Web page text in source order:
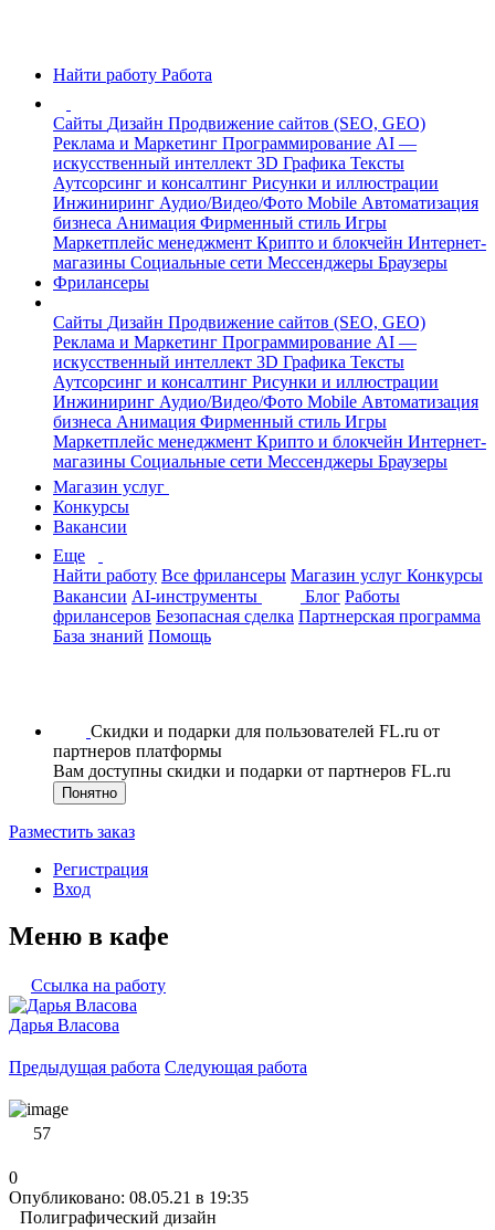
Найти работу Работа
Сайты Дизайн Продвижение сайтов (SEO, GEO)
Реклама и Маркетинг Программирование AI —
искусственный интеллект 3D Графика Тексты
Аутсорсинг и консалтинг Рисунки и иллюстрации
Инжиниринг Аудио/Видео/Фото Mobile Автоматизация
бизнеса Анимация Фирменный стиль Игры
Маркетплейс менеджмент Крипто и блокчейн Интернет-
магазины Социальные сети Мессенджеры Браузеры
Фрилансеры
Сайты Дизайн Продвижение сайтов (SEO, GEO)
Реклама и Маркетинг Программирование AI —
искусственный интеллект 3D Графика Тексты
Аутсорсинг и консалтинг Рисунки и иллюстрации
Инжиниринг Аудио/Видео/Фото Mobile Автоматизация
бизнеса Анимация Фирменный стиль Игры
Маркетплейс менеджмент Крипто и блокчейн Интернет-
магазины Социальные сети Мессенджеры Браузеры
Магазин услуг
Конкурсы
Вакансии
Еще
Найти работу Все фрилансеры Магазин услуг Конкурсы
Вакансии AI-инструменты Блог Работы
фрилансеров Безопасная сделка Партнерская программа
База знаний Помощь
Скидки и подарки для пользователей FL.ru от
партнеров платформы
Вам доступны скидки и подарки от партнеров FL.ru
Понятно
Разместить заказ
Регистрация
Вход
Меню в кафе
Ссылка на работу
Дарья Власова
Предыдущая работа Следующая работа
57
0
Опубликовано: 08.05.21 в 19:35
Полиграфический дизайн